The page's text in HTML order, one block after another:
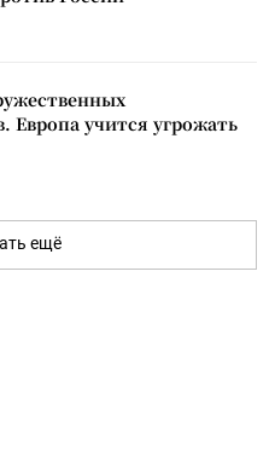
Европа учится угрожать
ещё